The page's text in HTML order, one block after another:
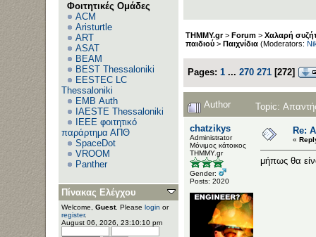
Φοιτητικές Ομάδες
ACM
Aristurtle
ART
ASAT
BEAM
BEST Thessaloniki
EESTEC LC
Thessaloniki
EΜΒ Auth
IAESTE Thessaloniki
IEEE φοιτητικό
παράρτημα ΑΠΘ
SpaceDot
VROOM
Panther
Πίνακας Ελέγχου
Welcome, Guest. Please login or
register.
August 06, 2026, 23:10:10 pm
THMMY.gr> Forum > Χαλαρή
παιδιού > Παιχνίδια (Moderators:
Pages: 1 ... 270 271 [272]
Author Topic:
chatzikys
Administrator
Μόνιμος κάτοικος
ΤΗΜΜΥ.gr
Gender:
Posts: 2020
Re:
«
μήπως θα